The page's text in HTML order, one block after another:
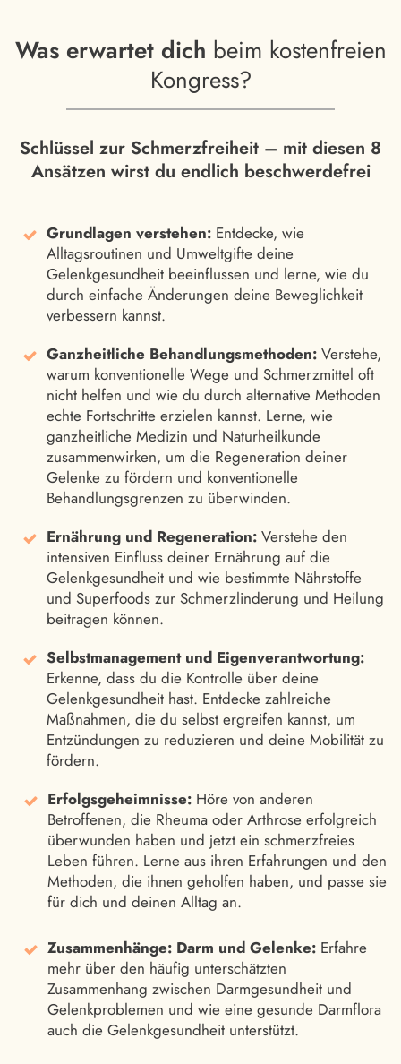
Was erwartet dich beim kostenfreien
Kongress?
Schlüssel zur Schmerzfreiheit – mit diesen 8
Ansätzen wirst du endlich beschwerdefrei
Grundlagen verstehen: Entdecke, wie
Alltagsroutinen und Umweltgifte deine
Gelenkgesundheit beeinflussen und lerne, wie du
durch einfache Änderungen deine Beweglichkeit
verbessern kannst.
Ganzheitliche Behandlungsmethoden: Verstehe,
warum konventionelle Wege und Schmerzmittel oft
nicht helfen und wie du durch alternative Methoden
echte Fortschritte erzielen kannst. Lerne, wie
ganzheitliche Medizin und Naturheilkunde
zusammenwirken, um die Regeneration deiner
Gelenke zu fördern und konventionelle
Behandlungsgrenzen zu überwinden.
Ernährung und Regeneration: Verstehe den
intensiven Einfluss deiner Ernährung auf die
Gelenkgesundheit und wie bestimmte Nährstoffe
und Superfoods zur Schmerzlinderung und Heilung
beitragen können.
Selbstmanagement und Eigenverantwortung:
Erkenne, dass du die Kontrolle über deine
Gelenkgesundheit hast. Entdecke zahlreiche
Maßnahmen, die du selbst ergreifen kannst, um
Entzündungen zu reduzieren und deine Mobilität zu
fördern.
Erfolgsgeheimnisse: Höre von anderen
Betroffenen, die Rheuma oder Arthrose erfolgreich
überwunden haben und jetzt ein schmerzfreies
Leben führen. Lerne aus ihren Erfahrungen und den
Methoden, die ihnen geholfen haben, und passe sie
für dich und deinen Alltag an.
Zusammenhänge: Darm und Gelenke: Erfahre
mehr über den häufig unterschätzten
Zusammenhang zwischen Darmgesundheit und
Gelenkproblemen und wie eine gesunde Darmflora
auch die Gelenkgesundheit unterstützt.